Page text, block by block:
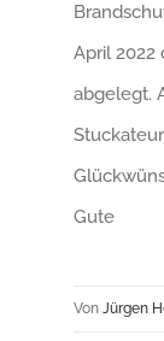
April 2022
abgelegt.
Gute
VonJürgen